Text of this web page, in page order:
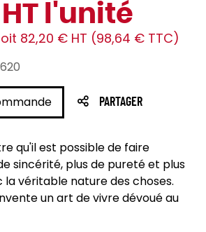
HT l'unité
82,20 € HT (98,64 € TTC)
PARTAGER
qu'il est possible de faire
sincérité, plus de pureté et plus
véritable nature des choses.
un art de vivre dévoué au